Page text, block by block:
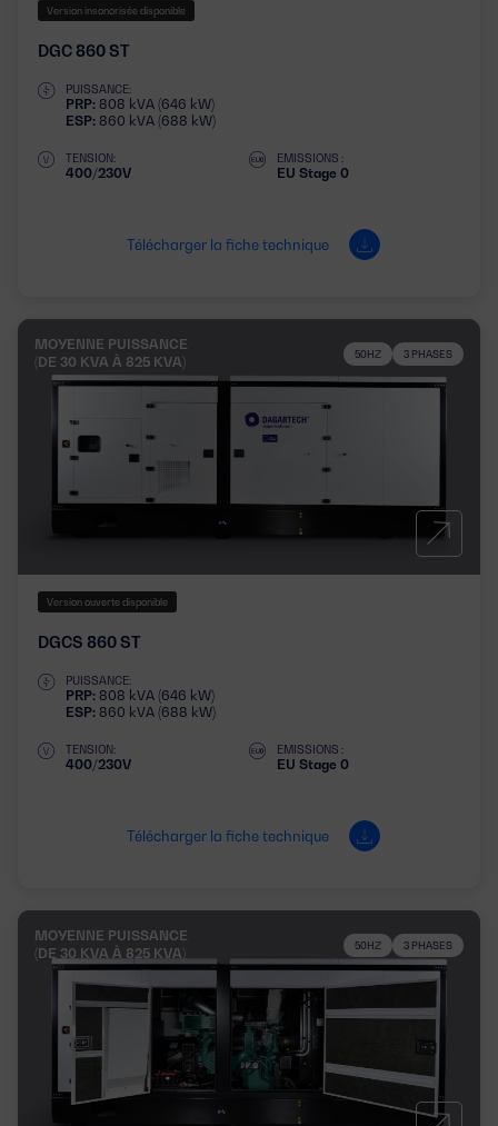
Version insonorisée disponible
DGC 860 ST
PUISSANCE:
PRP: 808 kVA (646 kW)
ESP: 860 kVA (688 kW)
TENSION:
400/230V
EMISSIONS :
EU Stage 0
Télécharger la fiche technique
MOYENNE PUISSANCE
(DE 30 KVA À 825 KVA)
50HZ 3 PHASES
Version ouverte disponible
DGCS 860 ST
PUISSANCE:
PRP: 808 kVA (646 kW)
ESP: 860 kVA (688 kW)
TENSION:
400/230V
EMISSIONS :
EU Stage 0
Télécharger la fiche technique
MOYENNE PUISSANCE
(DE 30 KVA À 825 KVA)
50HZ 3 PHASES